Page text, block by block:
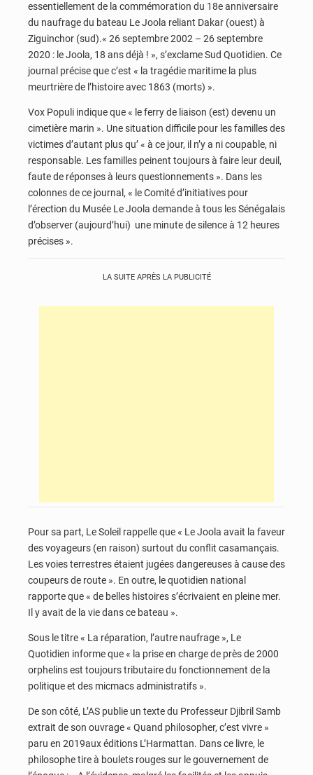
essentiellement de la commémoration du 18e anniversaire
du naufrage du bateau Le Joola reliant Dakar (ouest) à
Ziguinchor (sud).« 26 septembre 2002 – 26 septembre
2020 : le Joola, 18 ans déjà ! », s’exclame Sud Quotidien. Ce
journal précise que c’est « la tragédie maritime la plus
meurtrière de l’histoire avec 1863 (morts) ».
Vox Populi indique que « le ferry de liaison (est) devenu un
cimetière marin ». Une situation difficile pour les familles des
victimes d’autant plus qu’ « à ce jour, il n’y a ni coupable, ni
responsable. Les familles peinent toujours à faire leur deuil,
faute de réponses à leurs questionnements ». Dans les
colonnes de ce journal, « le Comité d’initiatives pour
l’érection du Musée Le Joola demande à tous les Sénégalais
d’observer (aujourd’hui) une minute de silence à 12 heures
précises ».
LA SUITE APRÈS LA PUBLICITÉ
Pour sa part, Le Soleil rappelle que « Le Joola avait la faveur
des voyageurs (en raison) surtout du conflit casamançais.
Les voies terrestres étaient jugées dangereuses à cause des
coupeurs de route ». En outre, le quotidien national
rapporte que « de belles histoires s’écrivaient en pleine mer.
Il y avait de la vie dans ce bateau ».
Sous le titre « La réparation, l’autre naufrage », Le
Quotidien informe que « la prise en charge de près de 2000
orphelins est toujours tributaire du fonctionnement de la
politique et des micmacs administratifs ».
De son côté, L’AS publie un texte du Professeur Djibril Samb
extrait de son ouvrage « Quand philosopher, c’est vivre »
paru en 2019aux éditions L’Harmattan. Dans ce livre, le
philosophe tire à boulets rouges sur le gouvernement de